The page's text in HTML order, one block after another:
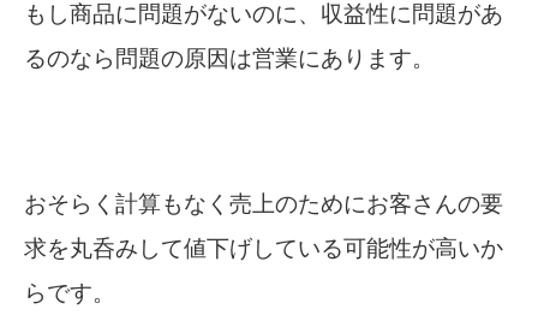
もし商品に問題がないのに、収益性に問題があ
るのなら問題の原因は営業にあります。
おそらく計算もなく売上のためにお客さんの要
求を丸呑みして値下げしている可能性が高いか
らです。